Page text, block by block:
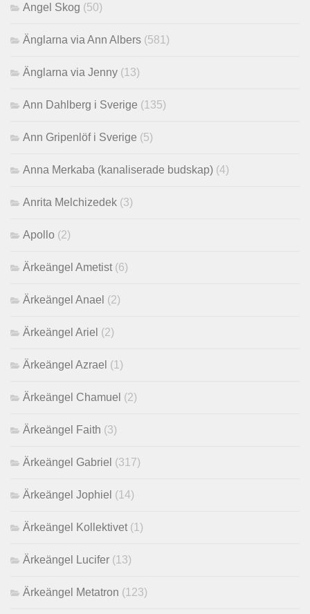
Angel Skog (50)
Änglarna via Ann Albers (581)
Änglarna via Jenny (13)
Ann Dahlberg i Sverige (135)
Ann Gripenlöf i Sverige (5)
Anna Merkaba (kanaliserade budskap) (4)
Anrita Melchizedek (3)
Apollo (2)
Ärkeängel Ametist (6)
Ärkeängel Anael (2)
Ärkeängel Ariel (2)
Ärkeängel Azrael (1)
Ärkeängel Chamuel (2)
Ärkeängel Faith (3)
Ärkeängel Gabriel (317)
Ärkeängel Jophiel (14)
Ärkeängel Kollektivet (1)
Ärkeängel Lucifer (13)
Ärkeängel Metatron (123)